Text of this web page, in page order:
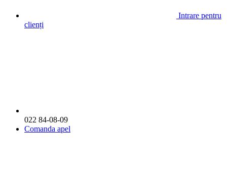
Intrare pentru
clienți
022 84-08-09
Comanda apel